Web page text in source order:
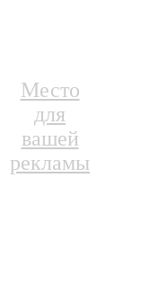
Место
для
вашей
рекламы